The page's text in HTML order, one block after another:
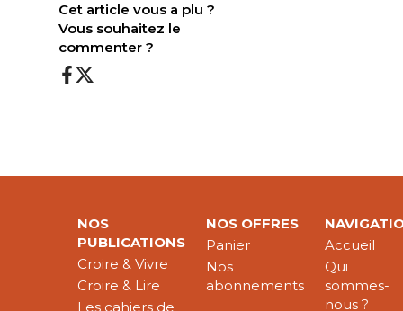
Cet article vous a plu ?
Vous souhaitez le
commenter ?
NOS
PUBLICATIONS
Croire & Vivre
Croire & Lire
Les cahiers de
NOS OFFRES
Panier
Nos
abonnements
Accueil
Qui
sommes-
nous ?